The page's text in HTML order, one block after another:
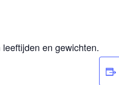
en gewichten.